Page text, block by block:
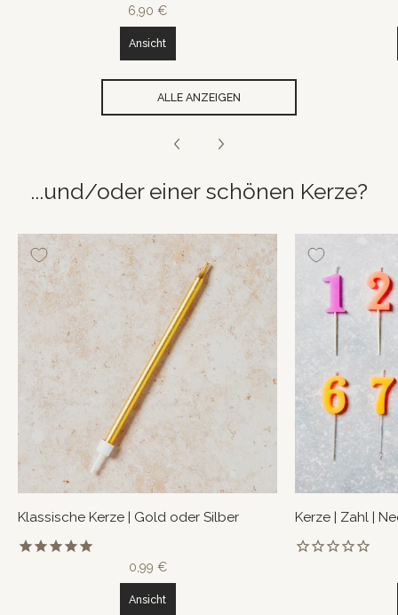
6,90 €
Ansicht
ALLE ANZEIGEN
...und/oder einer schönen Kerze?
Klassische Kerze | Gold oder Silber
0,99 €
Ansicht
Kerze | Zahl |